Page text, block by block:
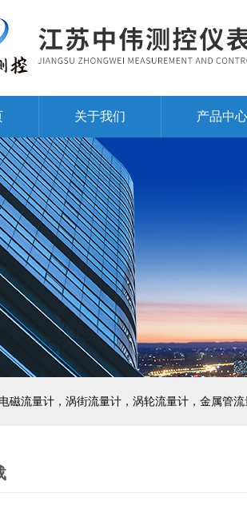
关于我们 产品中心
磁流量计，涡街流量计，涡轮流量计，金属管